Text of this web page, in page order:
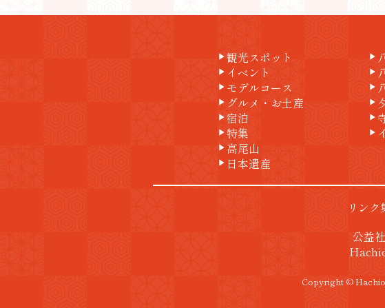
play_arrow観光スポット
play_arrow イベント
play_arrow モデルコース
play_arrow グルメ・お土産
play_arrow宿泊
play_arrow 特集
play_arrow 高尾山
play_arrow 日本遺産
play_arrow
play_arrow
play_arrow
play_arrow
play_arrow
play_arrow
リンク
公益
Copyright ©